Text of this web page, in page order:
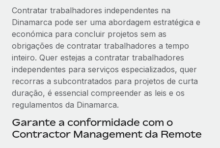
Contratar trabalhadores independentes na
Dinamarca pode ser uma abordagem estratégica e
económica para concluir projetos sem as
obrigações de contratar trabalhadores a tempo
inteiro. Quer estejas a contratar trabalhadores
independentes para serviços especializados, quer
recorras a subcontratados para projetos de curta
duração, é essencial compreender as leis e os
regulamentos da Dinamarca.
Garante a conformidade com o
Contractor Management da Remote